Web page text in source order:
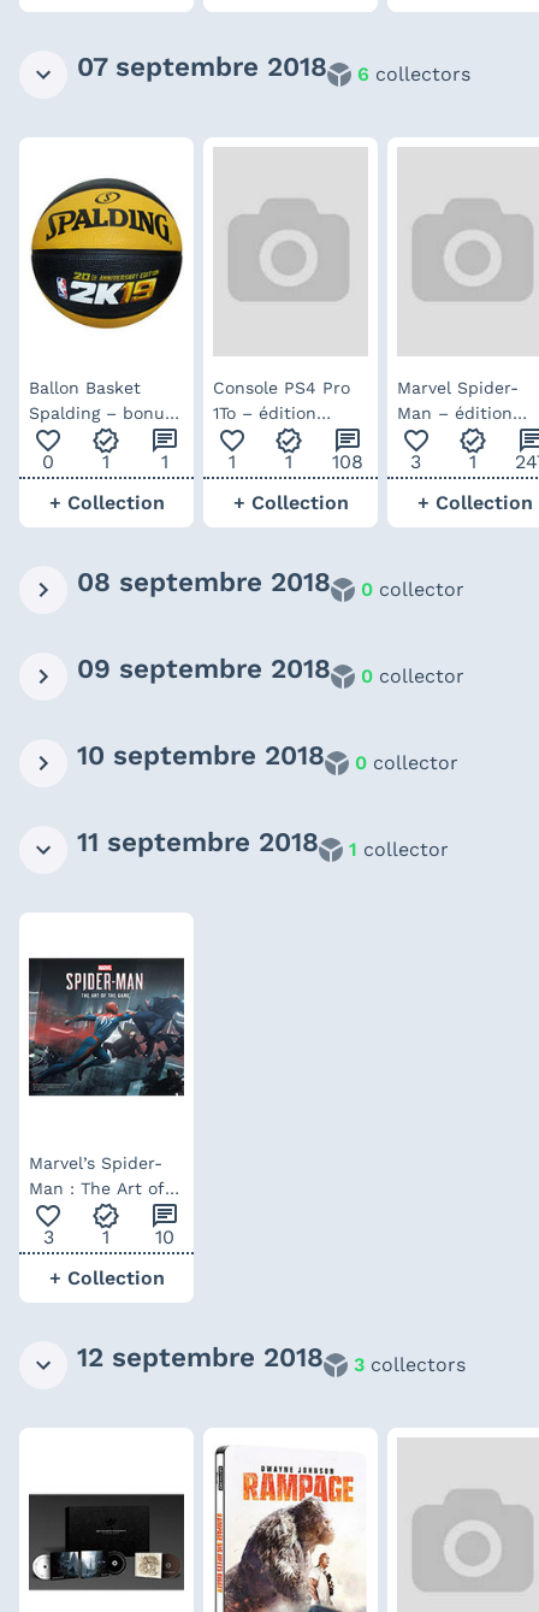
07 septembre 2018 6 collectors
Ballon Basket
Spalding – bonus
de pré-commande
favorite_outline
0
verified
1
chat
1
+ Collection
Console PS4 Pro
1To – édition
limitée Spider-
Man
favorite_outline
1
verified
1
chat
108
+ Collection
Marvel Spider-
Man – édition
collector
favorite_outline
3
verified
1
+ Collection
08 septembre 2018 0 collector
09 septembre 2018 0 collector
10 septembre 2018 0 collector
11 septembre 2018 1 collector
Marvel’s Spider-
Man : The Art of
the Game –
artbook (anglais)
favorite_outline
3
verified
1
chat
10
+ Collection
12 septembre 2018 3 collectors